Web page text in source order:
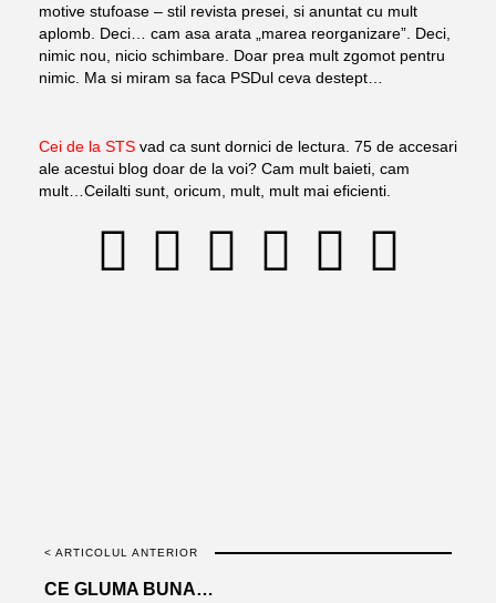
motive stufoase – stil revista presei, si anuntat cu mult
aplomb. Deci… cam asa arata „marea reorganizare”. Deci,
nimic nou, nicio schimbare. Doar prea mult zgomot pentru
nimic. Ma si miram sa faca PSDul ceva destept…
Cei de la STS vad ca sunt dornici de lectura. 75 de accesari
ale acestui blog doar de la voi? Cam mult baieti, cam
mult…Ceilalti sunt, oricum, mult, mult mai eficienti.
< ARTICOLUL ANTERIOR
CE GLUMA BUNA…